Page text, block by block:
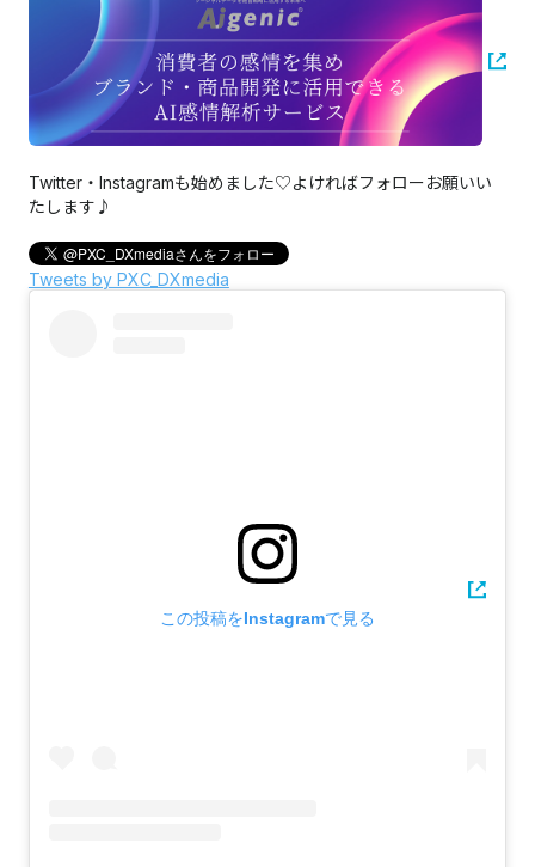
Twitter・Instagramも始めました♡よければフォローお願いい
たします♪
Tweets by PXC_DXmedia
この投稿をInstagramで見る